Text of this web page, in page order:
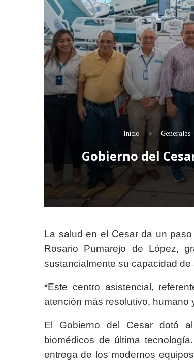
Inicio Generales
Gobierno del
La salud en el Cesar da un
Rosario Pumarejo de López,
sustancialmente su capacidad de
*Este centro asistencial,
atención más resolutivo, humano
El Gobierno del Cesar dotó
biomédicos de última
entrega de los modernos